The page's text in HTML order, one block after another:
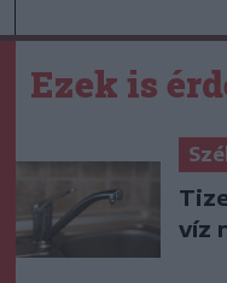
Ezek is
víz